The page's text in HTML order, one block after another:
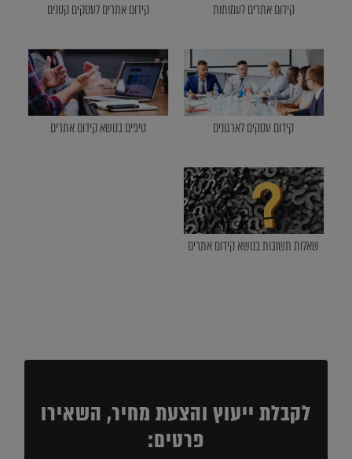
קידום אתרים לעמותות קידום אתרים לעסקים קטנים
קידום עסקים לארגונים טיפים בנושא קידום אתרים
שאלות תשובות בנושא קידום אתרים
לקבלת ייעוץ והצעת מחיר, השאירו
פרטים: